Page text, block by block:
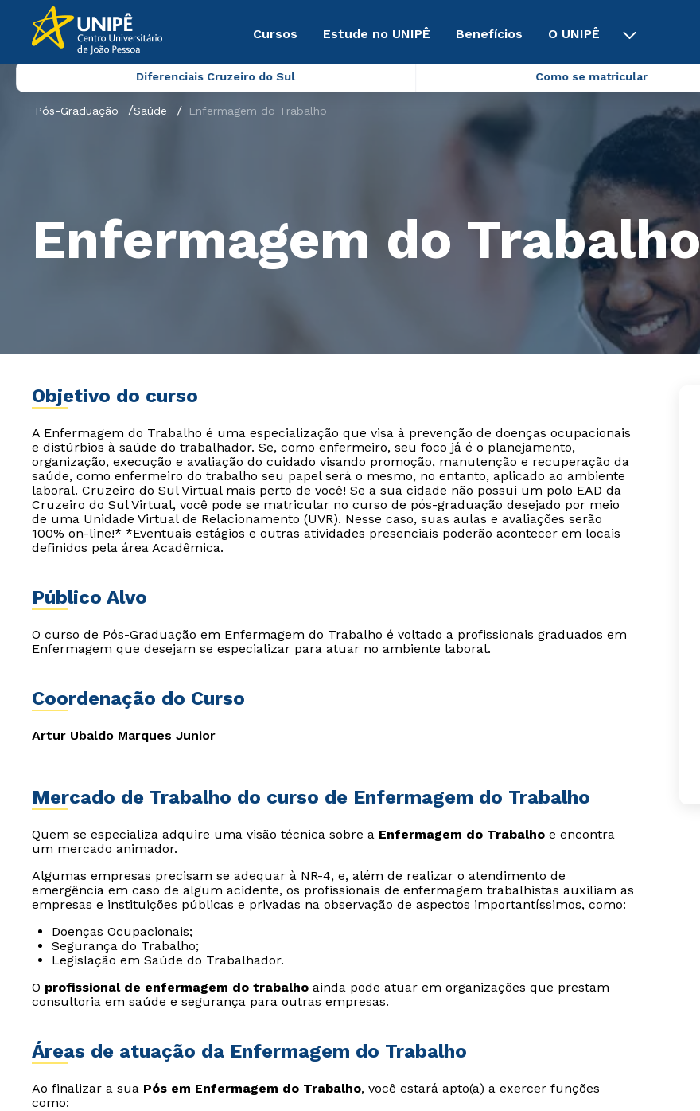
Cursos Estude no UNIPÊ Benefícios O UNIPÊ
Diferenciais Cruzeiro do Sul Como se matricular
Pós-Graduação Saúde Enfermagem do Trabalho
Enfermagem do Trabalho
Objetivo do curso
A Enfermagem do Trabalho é uma especialização que visa à prevenção de doenças ocupacionais
e distúrbios à saúde do trabalhador. Se, como enfermeiro, seu foco já é o planejamento,
organização, execução e avaliação do cuidado visando promoção, manutenção e recuperação da
saúde, como enfermeiro do trabalho seu papel será o mesmo, no entanto, aplicado ao ambiente
laboral. Cruzeiro do Sul Virtual mais perto de você! Se a sua cidade não possui um polo EAD da
Cruzeiro do Sul Virtual, você pode se matricular no curso de pós-graduação desejado por meio
de uma Unidade Virtual de Relacionamento (UVR). Nesse caso, suas aulas e avaliações serão
100% on-line!* *Eventuais estágios e outras atividades presenciais poderão acontecer em locais
definidos pela área Acadêmica.
Público Alvo
O curso de Pós-Graduação em Enfermagem do Trabalho é voltado a profissionais graduados em
Enfermagem que desejam se especializar para atuar no ambiente laboral.
Coordenação do Curso
Artur Ubaldo Marques Junior
Mercado de Trabalho do curso de Enfermagem do Trabalho
Quem se especializa adquire uma visão técnica sobre a Enfermagem do Trabalho e encontra
um mercado animador.
Algumas empresas precisam se adequar à NR-4, e, além de realizar o atendimento de
emergência em caso de algum acidente, os profissionais de enfermagem trabalhistas auxiliam as
empresas e instituições públicas e privadas na observação de aspectos importantíssimos, como:
Doenças Ocupacionais;
Segurança do Trabalho;
Legislação em Saúde do Trabalhador.
O profissional de enfermagem do trabalho ainda pode atuar em organizações que prestam
consultoria em saúde e segurança para outras empresas.
Áreas de atuação da Enfermagem do Trabalho
Ao finalizar a sua Pós em Enfermagem do Trabalho, você estará apto(a) a exercer funções
como: